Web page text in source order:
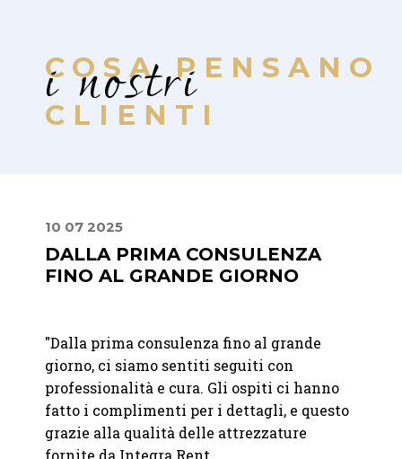
COSA PENSANO
i nostri
CLIENTI
10 07 2025
DALLA PRIMA CONSULENZA
FINO AL GRANDE GIORNO
"Dalla prima consulenza fino al grande
giorno, ci siamo sentiti seguiti con
professionalità e cura. Gli ospiti ci hanno
fatto i complimenti per i dettagli, e questo
grazie alla qualità delle attrezzature
fornite da Integra Rent.